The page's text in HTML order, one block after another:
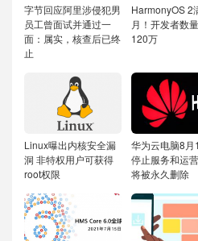
字节回应阿里涉侵犯男
员工曾面试并通过一
面：属实，核查后已终
止
HarmonyOS 2
月！开发者数
120万
Linux曝出内核安全漏
洞 非特权用户可获得
root权限
华为云电脑8月
停止服务和运
将被永久删除